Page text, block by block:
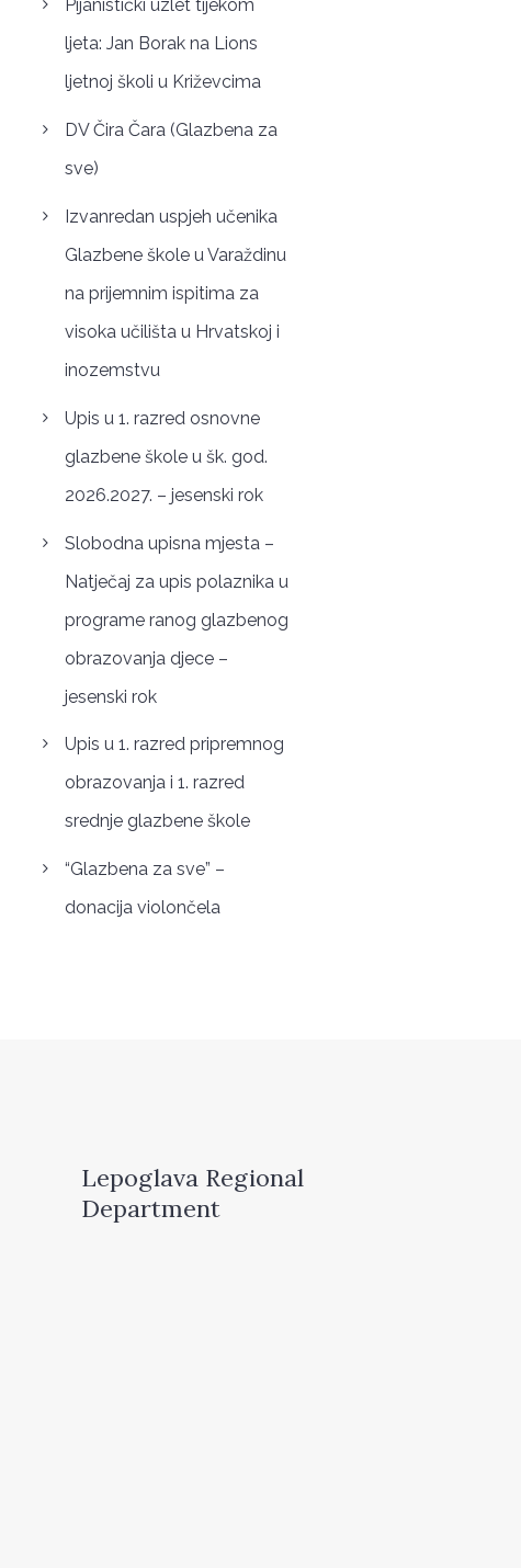
Pijanistički uzlet tijekom
ljeta: Jan Borak na Lions
ljetnoj školi u Križevcima
DV Čira Čara (Glazbena za
sve)
Izvanredan uspjeh učenika
Glazbene škole u Varaždinu
na prijemnim ispitima za
visoka učilišta u Hrvatskoj i
inozemstvu
Upis u 1. razred osnovne
glazbene škole u šk. god.
2026.2027. – jesenski rok
Slobodna upisna mjesta –
Natječaj za upis polaznika u
programe ranog glazbenog
obrazovanja djece –
jesenski rok
Upis u 1. razred pripremnog
obrazovanja i 1. razred
srednje glazbene škole
“Glazbena za sve” –
donacija violončela
Lepoglava Regional
Department